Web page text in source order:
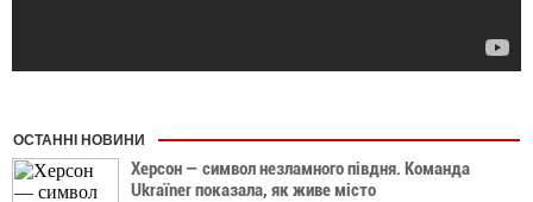
ОСТАННІ НОВИНИ
Херсон — символ незламного півдня. Команда
Ukraїner показала, як живе місто